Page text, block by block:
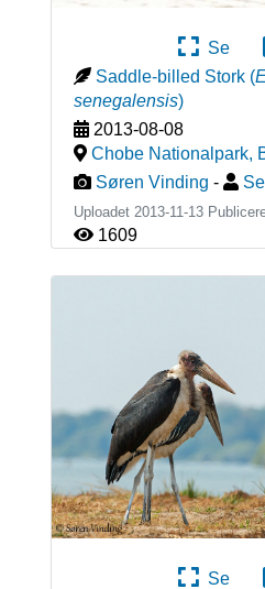
Se
Saddle-billed Stork (
senegalensis)
2013-08-08
Chobe Nationalpark,
Søren Vinding -
Uploadet 2013-11-13
1609
Se